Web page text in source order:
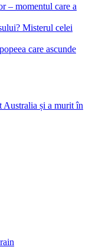
– momentul care a
Misterul celei
care ascunde
Australia și a murit în